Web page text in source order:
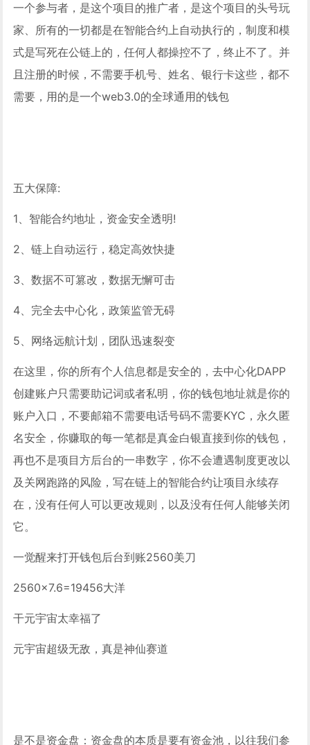
一个参与者，是这个项目的推广者，是这个项目的头号玩
家、所有的一切都是在智能合约上自动执行的，制度和模
式是写死在公链上的，任何人都操控不了，终止不了。并
且注册的时候，不需要手机号、姓名、银行卡这些，都不
需要，用的是一个web3.0的全球通用的钱包
五大保障:
1、智能合约地址，资金安全透明!
2、链上自动运行，稳定高效快捷
3、数据不可篡改，数据无懈可击
4、完全去中心化，政策监管无碍
5、网络远航计划，团队迅速裂变
在这里，你的所有个人信息都是安全的，去中心化DAPP
创建账户只需要助记词或者私明，你的钱包地址就是你的
账户入口，不要邮箱不需要电话号码不需要KYC，永久匿
名安全，你赚取的每一笔都是真金白银直接到你的钱包，
再也不是项目方后台的一串数字，你不会遭遇制度更改以
及关网跑路的风险，写在链上的智能合约让项目永续存
在，没有任何人可以更改规则，以及没有任何人能够关闭
它。
一觉醒来打开钱包后台到账2560美刀
2560×7.6=19456大洋
干元宇宙太幸福了
元宇宙超级无敌，真是神仙赛道
是不是资金盘：资金盘的本质是要有资金池，以往我们参